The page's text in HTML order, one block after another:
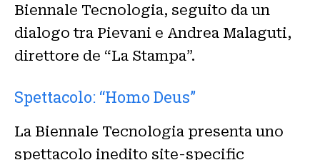
Biennale Tecnologia, seguito da un
dialogo tra Pievani e Andrea Malaguti,
direttore de “La Stampa”.
Spettacolo: “Homo Deus”
La Biennale Tecnologia presenta uno
spettacolo inedito site-specific